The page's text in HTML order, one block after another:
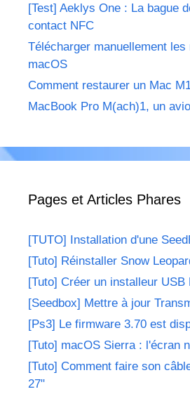
[Test] Aeklys One : La bague
contact NFC
Télécharger manuellement
macOS
Comment restaurer un Mac
MacBook Pro M(ach)1, un
Pages et Articles Phares
[TUTO] Installation d'une
[Tuto] Réinstaller Snow
[Tuto] Créer un installeur USB
[Seedbox] Mettre à jour
[Ps3] Le firmware 3.70 est
[Tuto] macOS Sierra : l'écran
[Tuto] Comment faire son
27"